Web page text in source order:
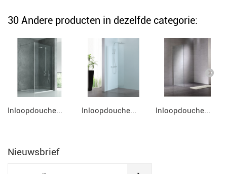
30 Andere producten in dezelfde categorie:
Inloopdouche... Inloopdouche... Inloopdouche...
Nieuwsbrief